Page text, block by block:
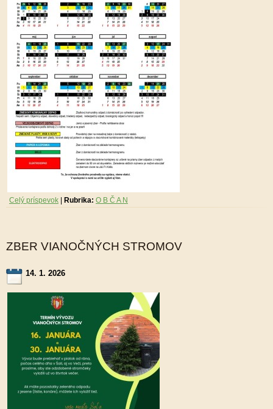
Celý príspevok Rubrika: O B Č A N
ZBER VIANOČNÝCH STROMOV
14. 1. 2026